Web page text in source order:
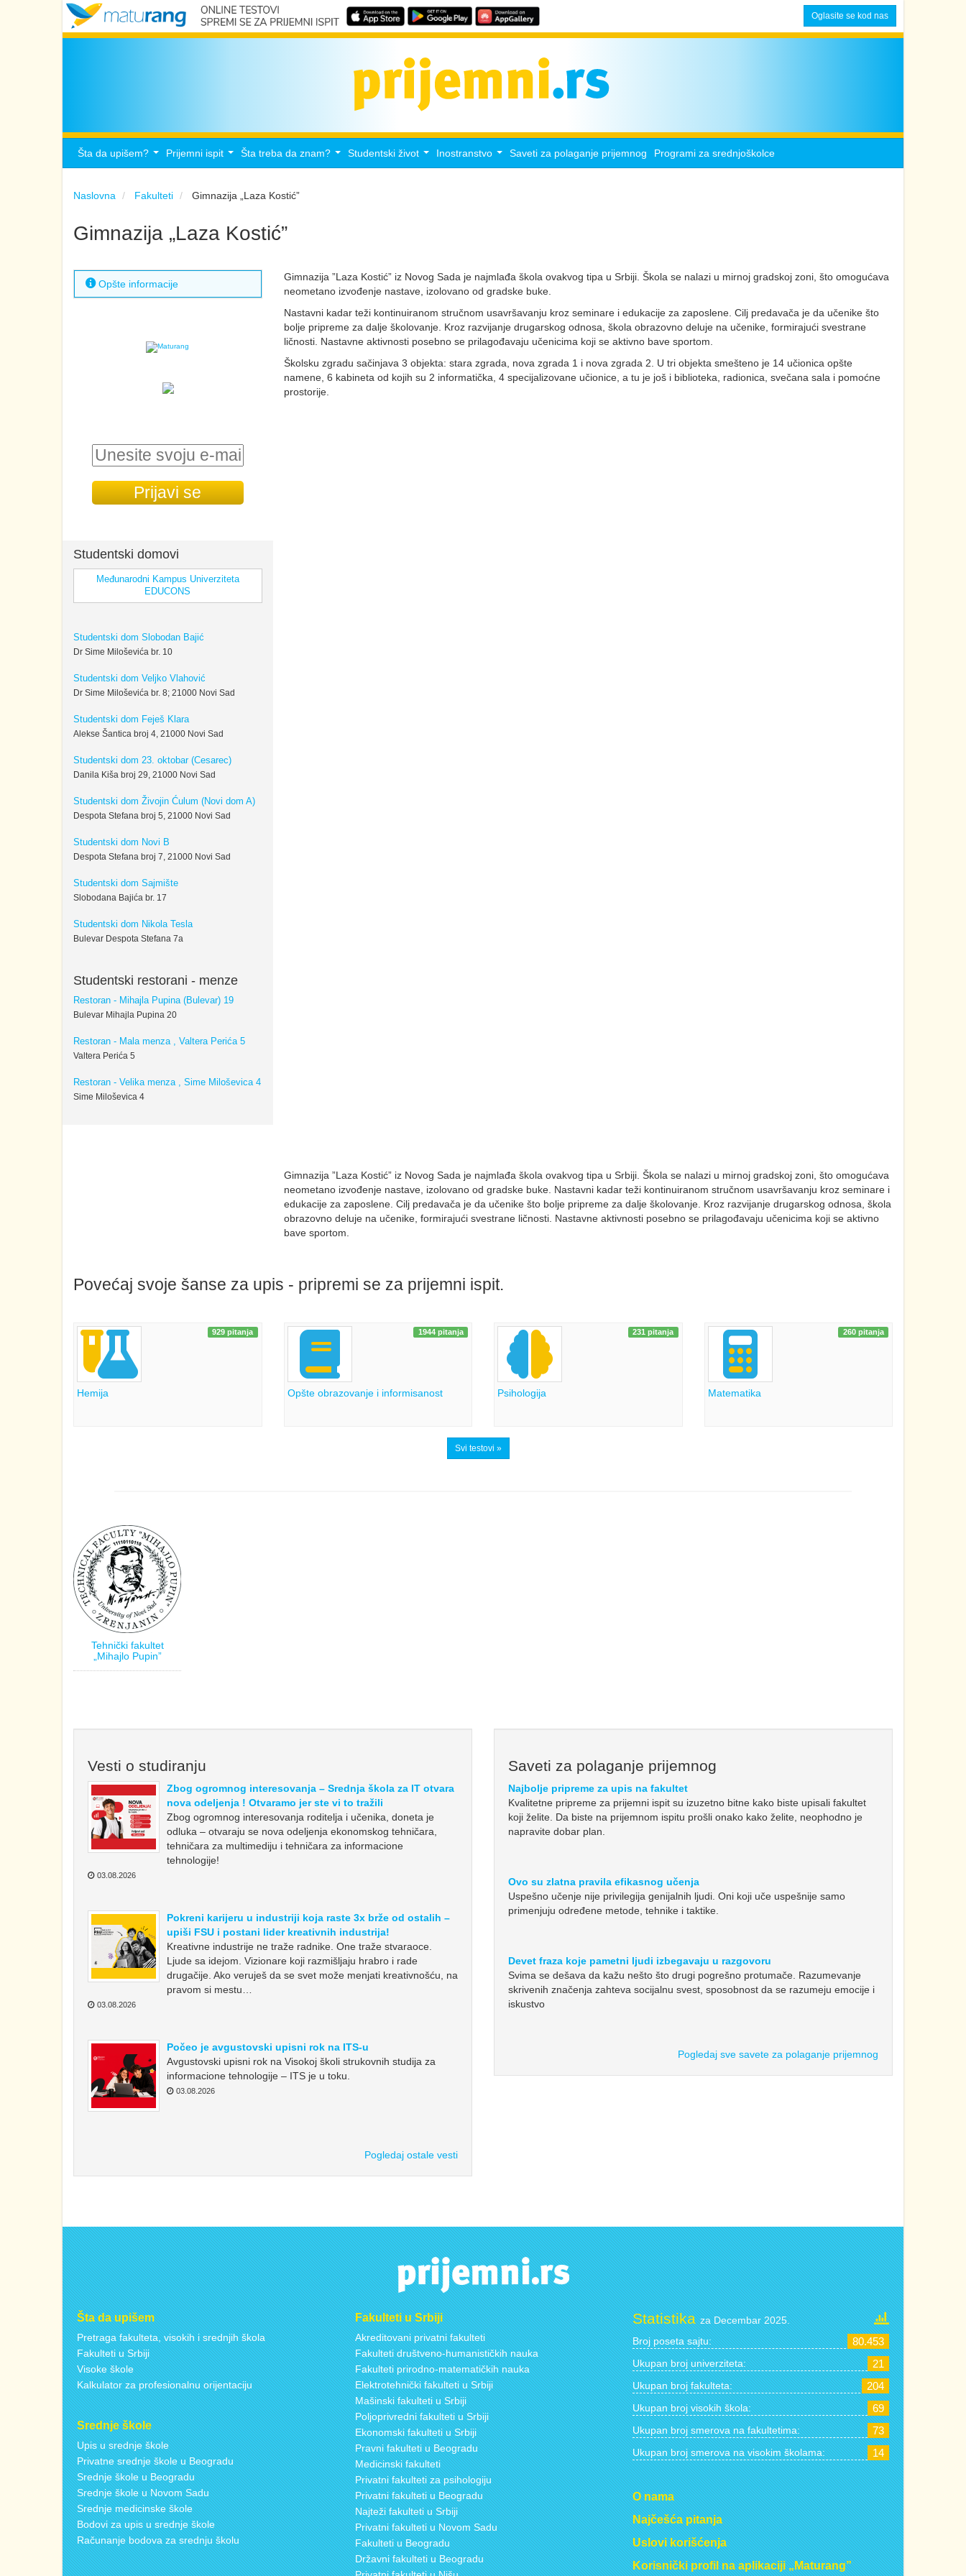
Oglasite se kod nas
Šta da upišem? Prijemni ispit Šta treba da znam? Studentski život Inostranstvo Saveti za polaganje prijemnog Programi za srednjoškolce
Naslovna Fakulteti Gimnazija „Laza Kostić”
Gimnazija „Laza Kostić”
Opšte informacije
Studentski domovi
Međunarodni Kampus Univerziteta
EDUCONS
Studentski dom Slobodan Bajić
Dr Sime Miloševića br. 10
Studentski dom Veljko Vlahović
Dr Sime Miloševića br. 8; 21000 Novi Sad
Studentski dom Feješ Klara
Alekse Šantica broj 4, 21000 Novi Sad
Studentski dom 23. oktobar (Cesarec)
Danila Kiša broj 29, 21000 Novi Sad
Studentski dom Živojin Ćulum (Novi dom A)
Despota Stefana broj 5, 21000 Novi Sad
Studentski dom Novi B
Despota Stefana broj 7, 21000 Novi Sad
Studentski dom Sajmište
Slobodana Bajića br. 17
Studentski dom Nikola Tesla
Bulevar Despota Stefana 7a
Studentski restorani - menze
Restoran - Mihajla Pupina (Bulevar) 19
Bulevar Mihajla Pupina 20
Restoran - Mala menza , Valtera Perića 5
Valtera Perića 5
Restoran - Velika menza , Sime Miloševica 4
Sime Miloševica 4
Gimnazija ”Laza Kostić” iz Novog Sada je najmlađa škola ovakvog tipa u Srbiji. Škola se nalazi u mirnoj gradskoj zoni, što omogućava
neometano izvođenje nastave, izolovano od gradske buke.
Nastavni kadar teži kontinuiranom stručnom usavršavanju kroz seminare i edukacije za zaposlene. Cilj predavača je da učenike što
bolje pripreme za dalje školovanje. Kroz razvijanje drugarskog odnosa, škola obrazovno deluje na učenike, formirajući svestrane
ličnosti. Nastavne aktivnosti posebno se prilagođavaju učenicima koji se aktivno bave sportom.
Školsku zgradu sačinjava 3 objekta: stara zgrada, nova zgrada 1 i nova zgrada 2. U tri objekta smešteno je 14 učionica opšte
namene, 6 kabineta od kojih su 2 informatička, 4 specijalizovane učionice, a tu je još i biblioteka, radionica, svečana sala i pomoćne
prostorije.
Gimnazija ”Laza Kostić” iz Novog Sada je najmlađa škola ovakvog tipa u Srbiji. Škola se nalazi u mirnoj gradskoj zoni, što omogućava
neometano izvođenje nastave, izolovano od gradske buke. Nastavni kadar teži kontinuiranom stručnom usavršavanju kroz seminare i
edukacije za zaposlene. Cilj predavača je da učenike što bolje pripreme za dalje školovanje. Kroz razvijanje drugarskog odnosa, škola
obrazovno deluje na učenike, formirajući svestrane ličnosti. Nastavne aktivnosti posebno se prilagođavaju učenicima koji se aktivno
bave sportom.
Povećaj svoje šanse za upis - pripremi se za prijemni ispit.
929 pitanja
Hemija
1944 pitanja
Opšte obrazovanje i informisanost
231 pitanja
Psihologija
260 pitanja
Matematika
Svi testovi »
Tehnički fakultet
„Mihajlo Pupin”
Vesti o studiranju
Zbog ogromnog interesovanja – Srednja škola za IT otvara
nova odeljenja ! Otvaramo jer ste vi to tražili
Zbog ogromnog interesovanja roditelja i učenika, doneta je
odluka – otvaraju se nova odeljenja ekonomskog tehničara,
tehničara za multimediju i tehničara za informacione
tehnologije!
03.08.2026
Pokreni karijeru u industriji koja raste 3x brže od ostalih –
upiši FSU i postani lider kreativnih industrija!
Kreativne industrije ne traže radnike. One traže stvaraoce.
Ljude sa idejom. Vizionare koji razmišljaju hrabro i rade
drugačije. Ako veruješ da se svet može menjati kreativnošću, na
pravom si mestu…
03.08.2026
Počeo je avgustovski upisni rok na ITS-u
Avgustovski upisni rok na Visokoj školi strukovnih studija za
informacione tehnologije – ITS je u toku.
03.08.2026
Pogledaj ostale vesti
Saveti za polaganje prijemnog
Najbolje pripreme za upis na fakultet
Kvalitetne pripreme za prijemni ispit su izuzetno bitne kako biste upisali fakultet
koji želite. Da biste na prijemnom ispitu prošli onako kako želite, neophodno je
napravite dobar plan.
Ovo su zlatna pravila efikasnog učenja
Uspešno učenje nije privilegija genijalnih ljudi. Oni koji uče uspešnije samo
primenjuju određene metode, tehnike i taktike.
Devet fraza koje pametni ljudi izbegavaju u razgovoru
Svima se dešava da kažu nešto što drugi pogrešno protumače. Razumevanje
skrivenih značenja zahteva socijalnu svest, sposobnost da se razumeju emocije i
iskustvo
Pogledaj sve savete za polaganje prijemnog
Šta da upišem
Pretraga fakulteta, visokih i srednjih škola
Fakulteti u Srbiji
Visoke škole
Kalkulator za profesionalnu orijentaciju
Srednje škole
Upis u srednje škole
Privatne srednje škole u Beogradu
Srednje škole u Beogradu
Srednje škole u Novom Sadu
Srednje medicinske škole
Bodovi za upis u srednje škole
Računanje bodova za srednju školu
Fakulteti u Srbiji
Akreditovani privatni fakulteti
Fakulteti društveno-humanističkih nauka
Fakulteti prirodno-matematičkih nauka
Elektrotehnički fakulteti u Srbiji
Mašinski fakulteti u Srbiji
Poljoprivredni fakulteti u Srbiji
Ekonomski fakulteti u Srbiji
Pravni fakulteti u Beogradu
Medicinski fakulteti
Privatni fakulteti za psihologiju
Privatni fakulteti u Beogradu
Najteži fakulteti u Srbiji
Privatni fakulteti u Novom Sadu
Fakulteti u Beogradu
Državni fakulteti u Beogradu
Statistikaza Decembar 2025.
Broj poseta sajtu: 80.453
Ukupan broj univerziteta: 21
Ukupan broj fakulteta: 204
Ukupan broj visokih škola: 69
Ukupan broj smerova na fakultetima: 73
Ukupan broj smerova na visokim školama: 14
O nama
Najčešća pitanja
Uslovi korišćenja
Korisnički profil na aplikaciji „Maturang”